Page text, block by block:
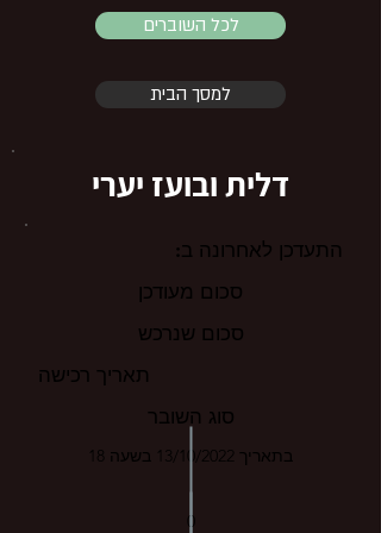
לכל השוברים
למסך הבית
דלית ובועז יערי
התעדכן לאחרונה ב:
סכום מעודכן
סכום שנרכש
תאריך רכישה
סוג השובר
בתאריך 13/10/2022 בשעה 18
0